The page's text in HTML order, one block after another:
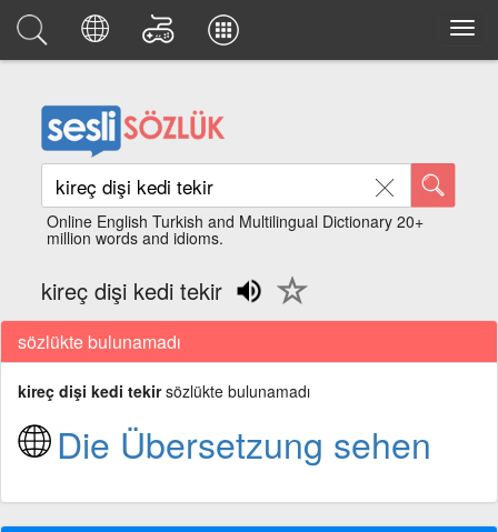
Online English Turkish and Multilingual Dictionary 20+
million words and idioms.
kireç dişi kedi tekir
sözlükte bulunamadı
kireç dişi kedi tekirsözlükte bulunamadı
Die Übersetzung sehen